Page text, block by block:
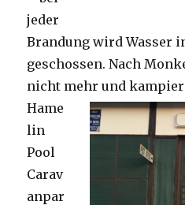
jeder
Brandung wird Wasser
geschossen. Nach
nicht mehr und
Hame
lin
Pool
Carav
anpar